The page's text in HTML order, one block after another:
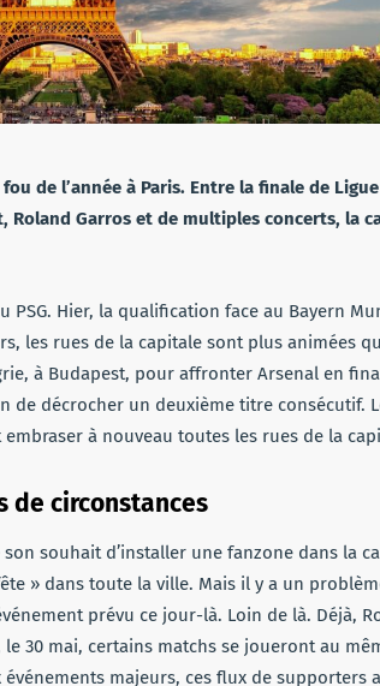
de l’année à Paris. Entre la finale de
Roland Garros et de multiples concerts, la
Hier, la qualification face au Bayern
les rues de la capitale sont plus animées
à Budapest, pour affronter Arsenal en
de décrocher un deuxième titre consécutif.
à nouveau toutes les rues de la
de circonstances
souhait d’installer une fanzone dans la
» dans toute la ville. Mais il y a un
prévu ce jour-là. Loin de là. Déjà,
30 mai, certains matchs se joueront au
événements majeurs, ces flux de supporters